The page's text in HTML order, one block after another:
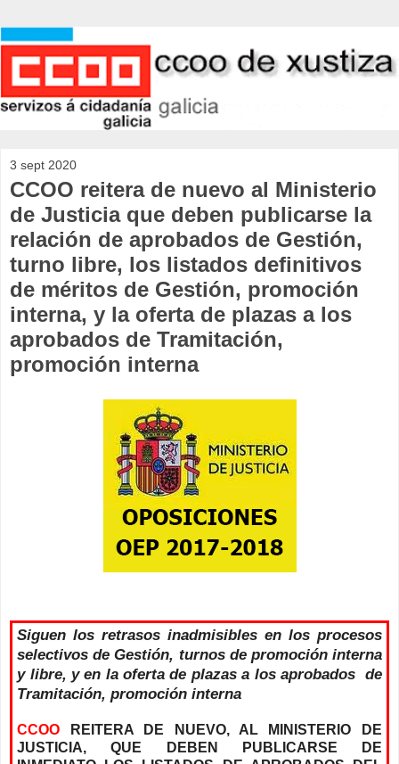
3 sept 2020
CCOO reitera de nuevo al Ministerio
de Justicia que deben publicarse la
relación de aprobados de Gestión,
turno libre, los listados definitivos
de méritos de Gestión, promoción
interna, y la oferta de plazas a los
aprobados de Tramitación,
promoción interna
Siguen los retrasos inadmisibles en los procesos
selectivos de Gestión, turnos de promoción interna
y libre, y en la oferta de plazas a los aprobados de
Tramitación, promoción interna
CCOO REITERA DE NUEVO, AL MINISTERIO DE
JUSTICIA, QUE DEBEN PUBLICARSE DE